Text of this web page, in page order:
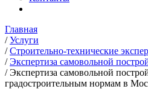
Главная
/ Услуги
/ Строительно-технические
/ Экспертиза самовольной
/ Экспертиза самовольной
градостроительным нормам в